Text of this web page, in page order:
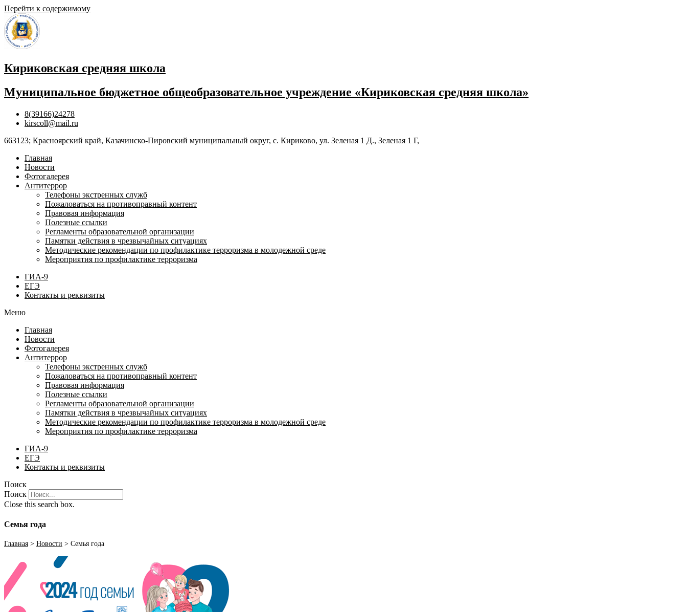
Перейти к содержимому
Кириковская средняя школа
Муниципальное бюджетное общеобразовательное учреждение «Кириковская средняя школа»
8(39166)24278
kirscoll@mail.ru
663123; Красноярский край, Казачинско-Пировский муниципальный округ, с. Кириково, ул. Зеленая 1 Д., Зеленая 1 Г,
Главная
Новости
Фотогалерея
Антитеррор
Телефоны экстренных служб
Пожаловаться на противоправный контент
Правовая информация
Полезные ссылки
Регламенты образовательной организации
Памятки действия в чрезвычайных ситуациях
Методические рекомендации по профилактике терроризма в молодежной среде
Мероприятия по профилактике терроризма
ГИА-9
ЕГЭ
Контакты и реквизиты
Меню
Главная
Новости
Фотогалерея
Антитеррор
Телефоны экстренных служб
Пожаловаться на противоправный контент
Правовая информация
Полезные ссылки
Регламенты образовательной организации
Памятки действия в чрезвычайных ситуациях
Методические рекомендации по профилактике терроризма в молодежной среде
Мероприятия по профилактике терроризма
ГИА-9
ЕГЭ
Контакты и реквизиты
Поиск
Поиск
Close this search box.
Семья года
Главная > Новости > Семья года